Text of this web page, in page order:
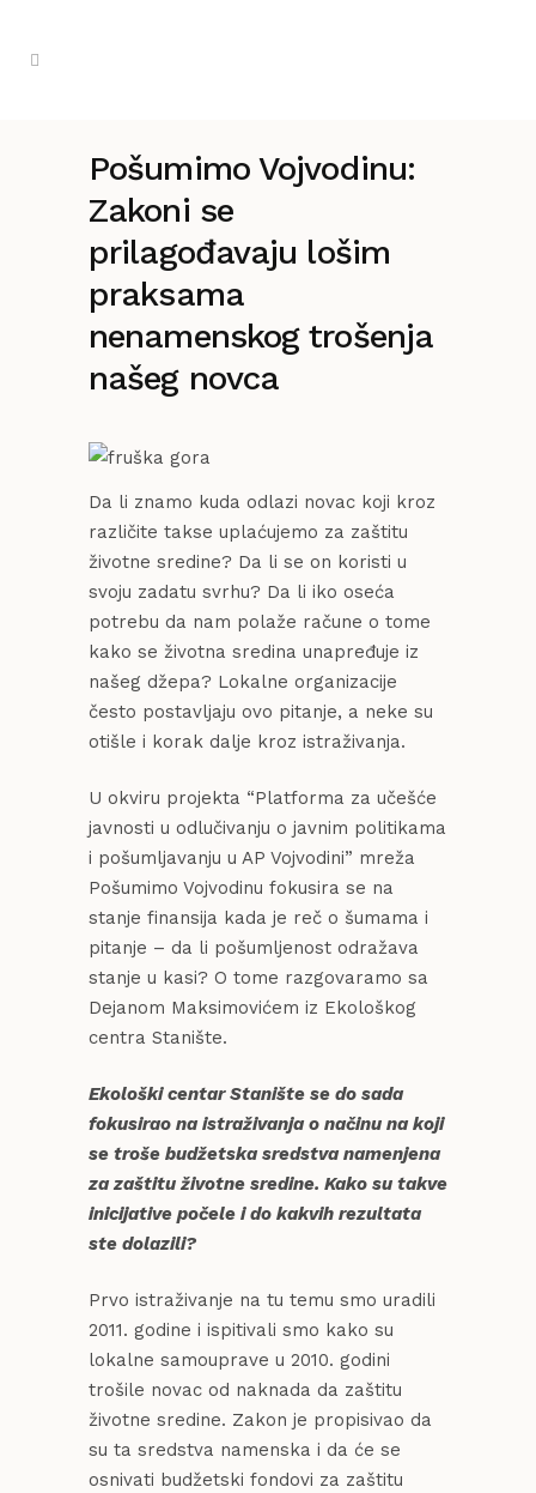
Pošumimo Vojvodinu:
Zakoni se
prilagođavaju lošim
praksama
nenamenskog trošenja
našeg novca
Da li znamo kuda odlazi novac koji kroz
različite takse uplaćujemo za zaštitu
životne sredine? Da li se on koristi u
svoju zadatu svrhu? Da li iko oseća
potrebu da nam polaže račune o tome
kako se životna sredina unapređuje iz
našeg džepa? Lokalne organizacije
često postavljaju ovo pitanje, a neke su
otišle i korak dalje kroz istraživanja.
U okviru projekta “Platforma za učešće
javnosti u odlučivanju o javnim politikama
i pošumljavanju u AP Vojvodini” mreža
Pošumimo Vojvodinu fokusira se na
stanje finansija kada je reč o šumama i
pitanje – da li pošumljenost odražava
stanje u kasi? O tome razgovaramo sa
Dejanom Maksimovićem iz Ekološkog
centra Stanište.
Ekološki centar Stanište se do sada
fokusirao na istraživanja o načinu na koji
se troše budžetska sredstva namenjena
za zaštitu životne sredine. Kako su takve
inicijative počele i do kakvih rezultata
ste dolazili?
Prvo istraživanje na tu temu smo uradili
2011. godine i ispitivali smo kako su
lokalne samouprave u 2010. godini
trošile novac od naknada da zaštitu
životne sredine. Zakon je propisivao da
su ta sredstva namenska i da će se
osnivati budžetski fondovi za zaštitu